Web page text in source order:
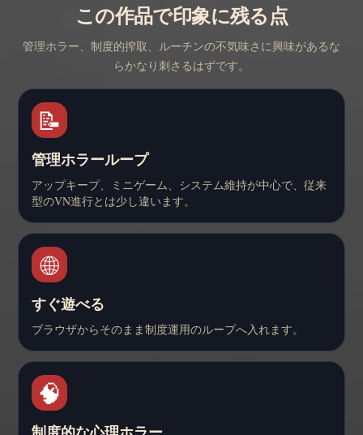
この作品で印象に残る点
管理ホラー、制度的搾取、ルーチンの不気味さに興味があるな
らかなり刺さるはずです。
📝
管理ホラーループ
アップキープ、ミニゲーム、システム維持が中心で、従来
型のVN進行とは少し違います。
🌐
すぐ遊べる
ブラウザからそのまま制度運用のループへ入れます。
🧠